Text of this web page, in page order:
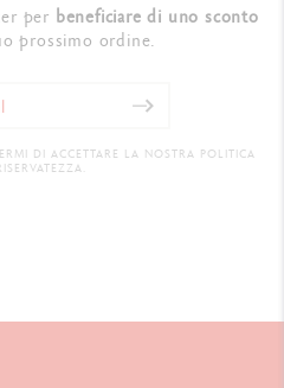
per beneficiare di uno sconto
prossimo ordine.
DI ACCETTARE LA NOSTRA POLITICA